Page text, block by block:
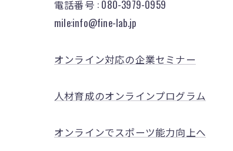
電話番号 : 080-3979-0959
mile:info@fine-lab.jp
オンライン対応の企業セミナー
人材育成のオンラインプログラム
オンラインでスポーツ能力向上へ